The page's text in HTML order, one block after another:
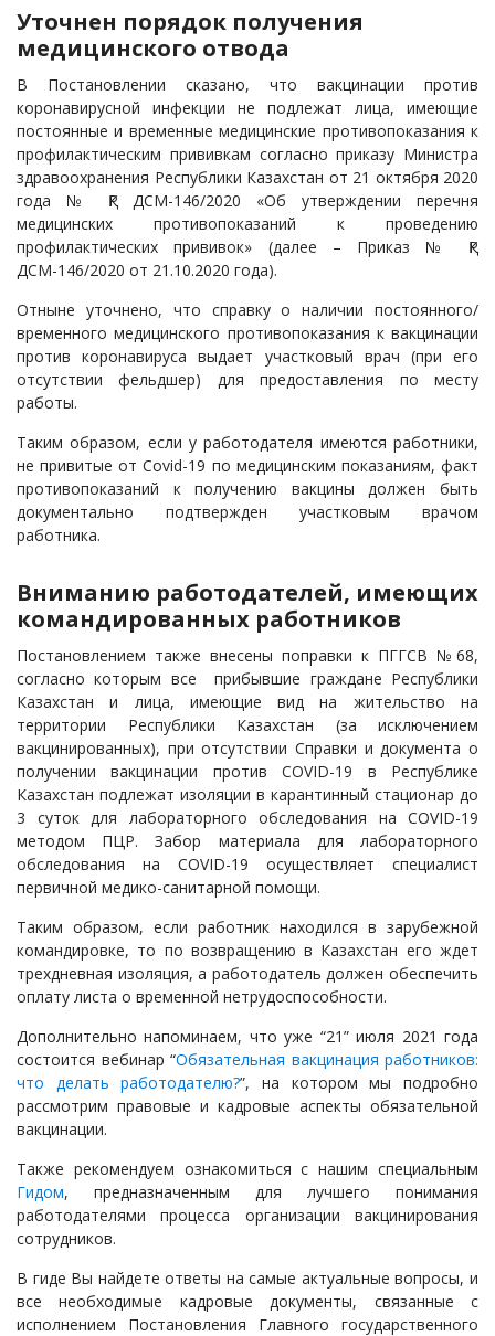
Уточнен порядок получения
медицинского отвода
В Постановлении сказано, что вакцинации против
коронавирусной инфекции не подлежат лица, имеющие
постоянные и временные медицинские противопоказания к
профилактическим прививкам согласно приказу Министра
здравоохранения Республики Казахстан от 21 октября 2020
года № ҚР ДСМ-146/2020 «Об утверждении перечня
медицинских противопоказаний к проведению
профилактических прививок» (далее – Приказ № ҚР
ДСМ-146/2020 от 21.10.2020 года).
Отныне уточнено, что справку о наличии постоянного/
временного медицинского противопоказания к вакцинации
против коронавируса выдает участковый врач (при его
отсутствии фельдшер) для предоставления по месту
работы.
Таким образом, если у работодателя имеются работники,
не привитые от Covid-19 по медицинским показаниям, факт
противопоказаний к получению вакцины должен быть
документально подтвержден участковым врачом
работника.
Вниманию работодателей, имеющих
командированных работников
Постановлением также внесены поправки к ПГГСВ №68,
согласно которым все прибывшие граждане Республики
Казахстан и лица, имеющие вид на жительство на
территории Республики Казахстан (за исключением
вакцинированных), при отсутствии Справки и документа о
получении вакцинации против COVID-19 в Республике
Казахстан подлежат изоляции в карантинный стационар до
3 суток для лабораторного обследования на COVID-19
методом ПЦР. Забор материала для лабораторного
обследования на COVID-19 осуществляет специалист
первичной медико-санитарной помощи.
Таким образом, если работник находился в зарубежной
командировке, то по возвращению в Казахстан его ждет
трехдневная изоляция, а работодатель должен обеспечить
оплату листа о временной нетрудоспособности.
Дополнительно напоминаем, что уже “21” июля 2021 года
состоится вебинар “Обязательная вакцинация работников:
что делать работодателю?”, на котором мы подробно
рассмотрим правовые и кадровые аспекты обязательной
вакцинации.
Также рекомендуем ознакомиться с нашим специальным
Гидом, предназначенным для лучшего понимания
работодателями процесса организации вакцинирования
сотрудников.
В гиде Вы найдете ответы на самые актуальные вопросы, и
все необходимые кадровые документы, связанные с
исполнением Постановления Главного государственного